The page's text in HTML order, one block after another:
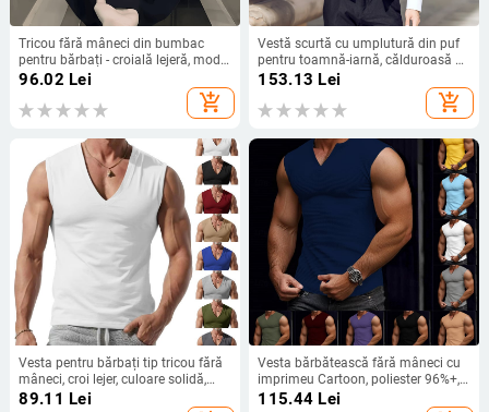
Tricou fără mâneci din bumbac
pentru bărbați - croială lejeră, model
desen animat, imprimare
96.02 Lei
add_shopping_cart
Vestă scurtă cu umplutură din puf
pentru toamnă-iarnă, călduroasă ca
strat interior, decolteu în V, tiv drept
153.13 Lei
add_shopping_cart
Vesta pentru bărbați tip tricou fără
mâneci, croi lejer, culoare solidă,
95% poliester, țesătură subțire
89.11 Lei
Vesta bărbătească fără mâneci cu
imprimeu Cartoon, poliester 96%+,
imprimare digitală, vară 2025, vestă
115.44 Lei